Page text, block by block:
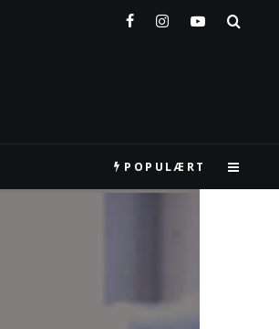
POPULÆRT